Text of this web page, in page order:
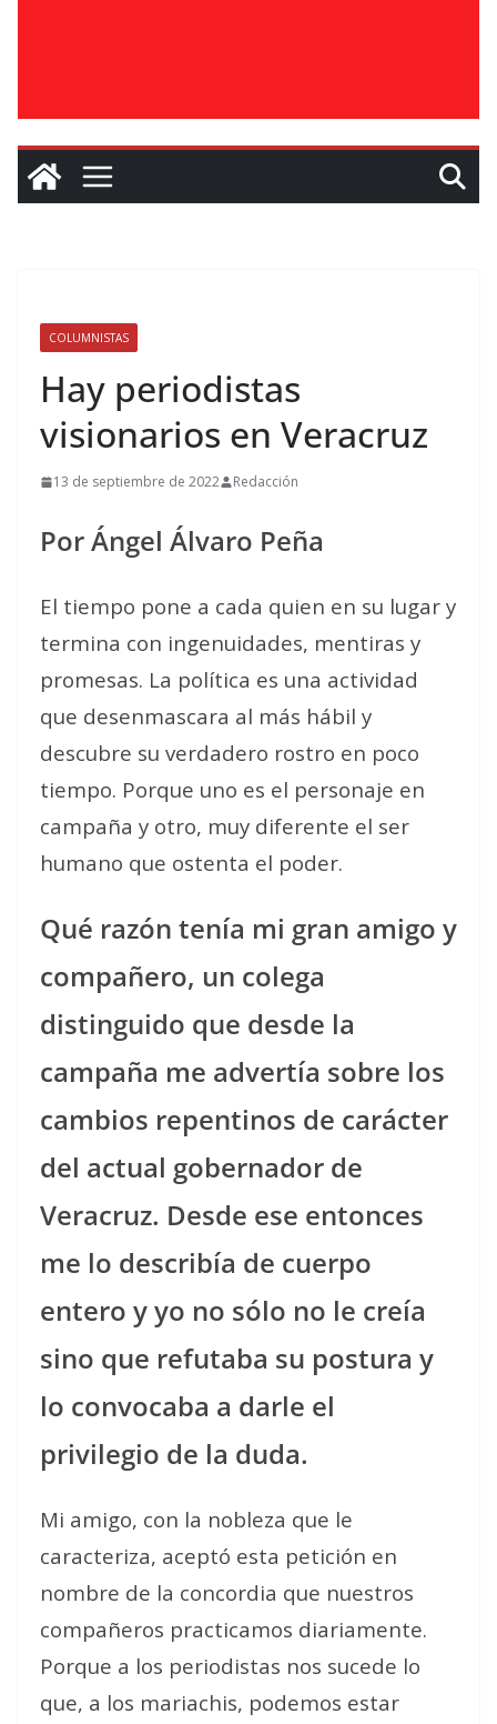
COLUMNISTAS
Hay periodistas
visionarios en Veracruz
13 de septiembre de 2022 Redacción
Por Ángel Álvaro Peña
El tiempo pone a cada quien en su lugar y
termina con ingenuidades, mentiras y
promesas. La política es una actividad
que desenmascara al más hábil y
descubre su verdadero rostro en poco
tiempo. Porque uno es el personaje en
campaña y otro, muy diferente el ser
humano que ostenta el poder.
Qué razón tenía mi gran amigo y
compañero, un colega
distinguido que desde la
campaña me advertía sobre los
cambios repentinos de carácter
del actual gobernador de
Veracruz. Desde ese entonces
me lo describía de cuerpo
entero y yo no sólo no le creía
sino que refutaba su postura y
lo convocaba a darle el
privilegio de la duda.
Mi amigo, con la nobleza que le
caracteriza, aceptó esta petición en
nombre de la concordia que nuestros
compañeros practicamos diariamente.
Porque a los periodistas nos sucede lo
que, a los mariachis, podemos estar